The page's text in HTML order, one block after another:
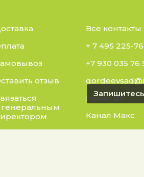
отзыв
генеральным
Все контакты
+ 7 495 225-
+7 930 035 76
Канал ВК
Канал Макс